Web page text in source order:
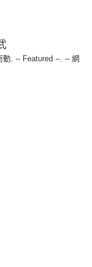
動, -- Featured --, -- 網